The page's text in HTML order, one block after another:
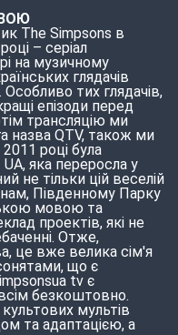
The Simpsons в
– серіал
на музичному
глядачів
Особливо тих глядачів,
епізоди перед
трансляцію ми
назва QTV, також ми
році була
яка переросла у
не тільки цій веселій
Південному Парку
мовою та
проектів, які не
Отже,
це вже велика сім'я
що є
tv є
безкоштовно.
мультів
та адаптацією, а